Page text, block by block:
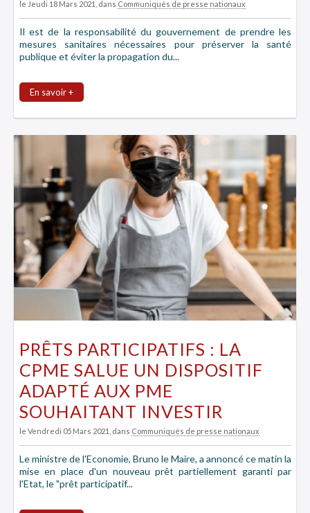
le Jeudi 18 Mars 2021 , dans Communiqués de presse nationaux
Il est de la responsabilité du gouvernement de prendre les
mesures sanitaires nécessaires pour préserver la santé
publique et éviter la propagation du...
En savoir +
PRÊTS PARTICIPATIFS : LA
CPME SALUE UN DISPOSITIF
ADAPTÉ AUX PME
SOUHAITANT INVESTIR
le Vendredi 05 Mars 2021 , dans Communiqués de presse nationaux
Le ministre de l'Economie, Bruno le Maire, a annoncé ce matin la
mise en place d'un nouveau prêt partiellement garanti par
l'Etat, le "prêt participatif...